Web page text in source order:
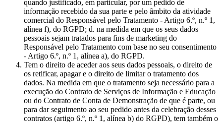
quando justificado, em particular, por um pedido de
informação recebido da sua parte e pelo âmbito da atividade
comercial do Responsável pelo Tratamento - Artigo 6.º, n.º 1,
alínea f), do RGPD; d. na medida em que os seus dados
pessoais sejam tratados para fins de marketing do
Responsável pelo Tratamento com base no seu consentimento
- Artigo 6.º, n.º 1, alínea a), do RGPD.
Tem o direito de aceder aos seus dados pessoais, o direito de
os retificar, apagar e o direito de limitar o tratamento dos
dados. Na medida em que o tratamento seja necessário para a
execução do Contrato de Serviços de Informação e Educação
ou do Contrato de Conta de Demonstração de que é parte, ou
para dar seguimento ao seu pedido antes da celebração desses
contratos (artigo 6.º, n.º 1, alínea b) do RGPD), tem também o